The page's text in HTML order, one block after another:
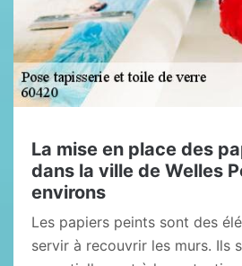
La mise en place des
dans la ville de Welles
environs
Les papiers peints sont des
servir à recouvrir les murs. Ils